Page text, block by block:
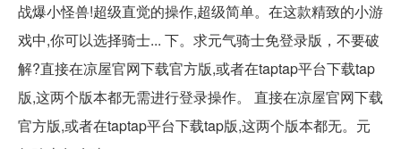
战爆小怪兽!超级直觉的操作,超级简单。在这款精致的小游
戏中,你可以选择骑士... 下。求元气骑士免登录版，不要破
解?直接在凉屋官网下载官方版,或者在taptap平台下载tap
版,这两个版本都无需进行登录操作。 直接在凉屋官网下载
官方版,或者在taptap平台下载tap版,这两个版本都无。元